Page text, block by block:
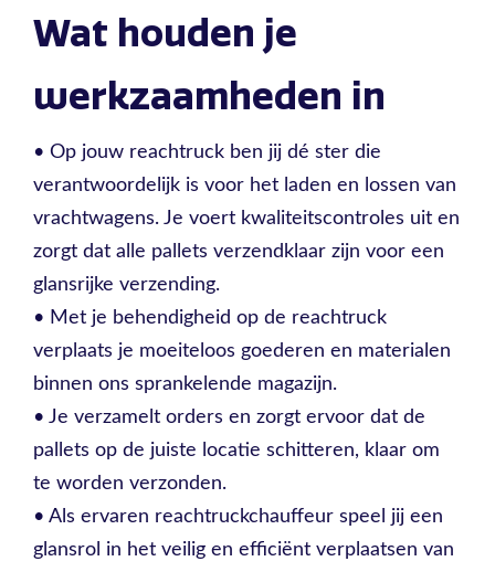
Wat houden je
werkzaamheden in
• Op jouw reachtruck ben jij dé ster die
verantwoordelijk is voor het laden en lossen van
vrachtwagens. Je voert kwaliteitscontroles uit en
zorgt dat alle pallets verzendklaar zijn voor een
glansrijke verzending.
• Met je behendigheid op de reachtruck
verplaats je moeiteloos goederen en materialen
binnen ons sprankelende magazijn.
• Je verzamelt orders en zorgt ervoor dat de
pallets op de juiste locatie schitteren, klaar om
te worden verzonden.
• Als ervaren reachtruckchauffeur speel jij een
glansrol in het veilig en efficiënt verplaatsen van